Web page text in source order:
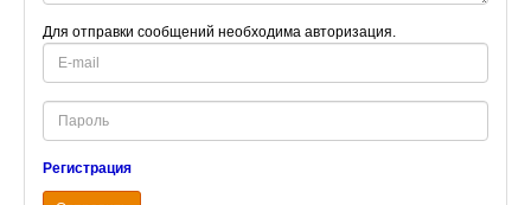
Для отправки сообщений необходима авторизация.
E-
mail
Password
Регистрация